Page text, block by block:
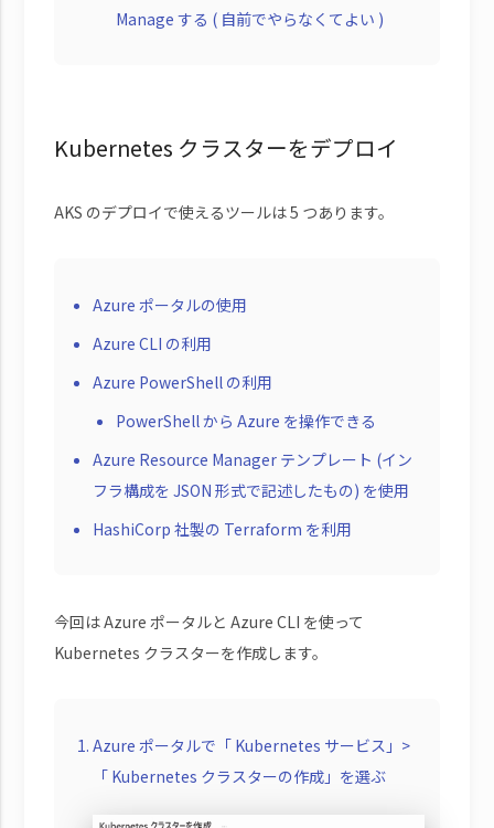
Manage する ( 自前でやらなくてよい )
Kubernetes クラスターをデプロイ
AKS のデプロイで使えるツールは 5 つあります。
Azure ポータルの使用
Azure CLI の利用
Azure PowerShell の利用
PowerShell から Azure を操作できる
Azure Resource Manager テンプレート (イン
フラ構成を JSON 形式で記述したもの) を使用
HashiCorp 社製の Terraform を利用
今回は Azure ポータルと Azure CLI を使って
Kubernetes クラスターを作成します。
Azure ポータルで「 Kubernetes サービス」>
「 Kubernetes クラスターの作成」を選ぶ